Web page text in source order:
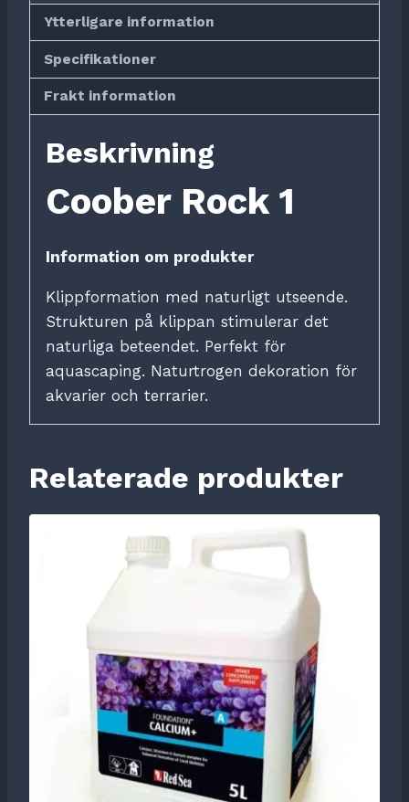
Ytterligare information
Specifikationer
Frakt information
Beskrivning
Coober Rock 1
Information om produkter
Klippformation med naturligt utseende.
Strukturen på klippan stimulerar det
naturliga beteendet. Perfekt för
aquascaping. Naturtrogen dekoration för
akvarier och terrarier.
Relaterade produkter